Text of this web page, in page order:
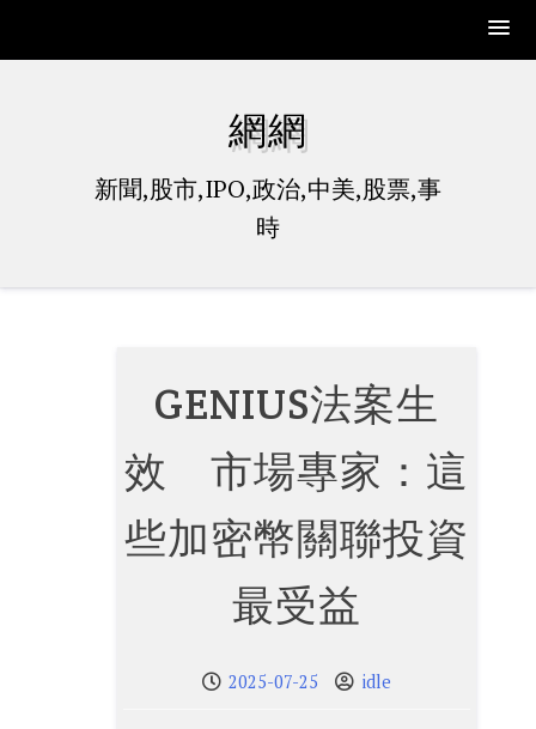
網網
新聞,股市,IPO,政治,中美,股票,事
時
GENIUS法案生
效 市場專家：這
些加密幣關聯投資
最受益
2025-07-25 idle